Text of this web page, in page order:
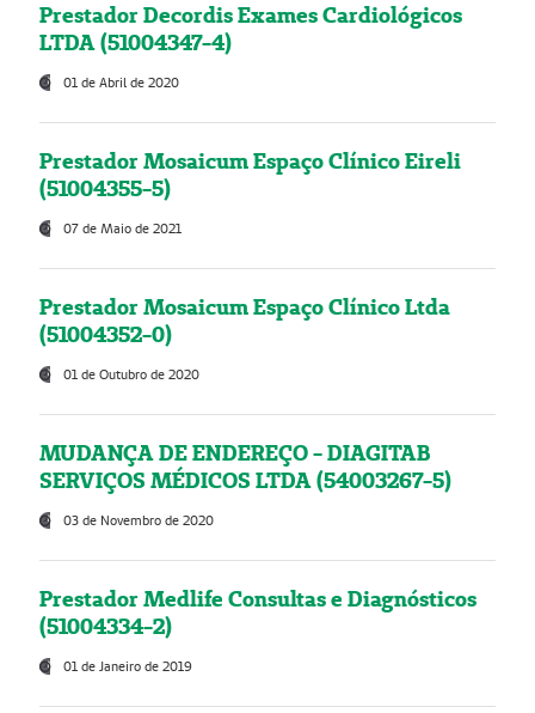
Prestador Decordis Exames Cardiológicos
LTDA (51004347-4)
01 de Abril de 2020
Prestador Mosaicum Espaço Clínico Eireli
(51004355-5)
07 de Maio de 2021
Prestador Mosaicum Espaço Clínico Ltda
(51004352-0)
01 de Outubro de 2020
MUDANÇA DE ENDEREÇO - DIAGITAB
SERVIÇOS MÉDICOS LTDA (54003267-5)
03 de Novembro de 2020
Prestador Medlife Consultas e Diagnósticos
(51004334-2)
01 de Janeiro de 2019